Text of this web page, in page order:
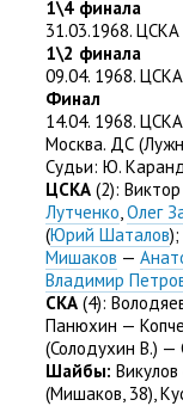
1\4 финала
31.03.1968.
1\2 финала
09.04. 1968.
Финал
14.04. 1968.
Москва. ДС (
Судьи: Ю.
ЦСКА (2):
Лутченко, Олег
(Юрий Шаталов);
Мишаков —
Владимир
СКА (4):
Панюхин —
(Солодухин В.) —
Шайбы: Викулов
(Мишаков, 38),